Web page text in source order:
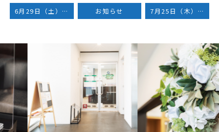
6月29日（土）は臨時休診となります お知らせ 7月25日（木）は臨時休診となります
Previous Next